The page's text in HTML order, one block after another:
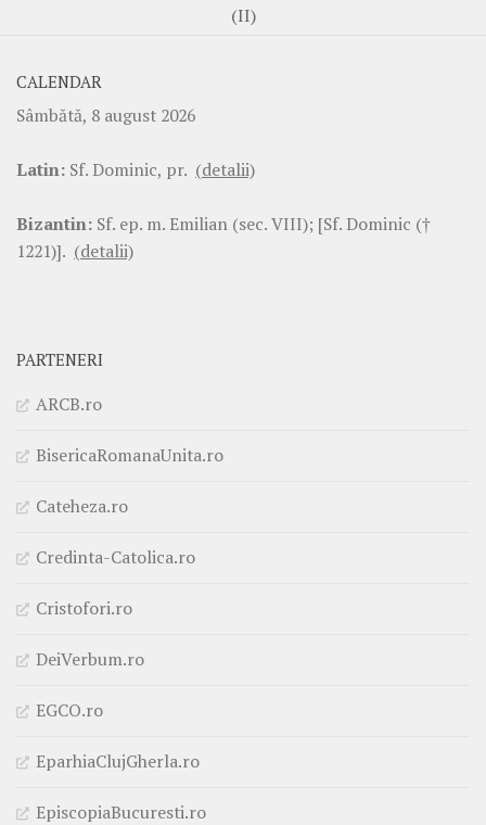
(II)
CALENDAR
Sâmbătă, 8 august 2026
Latin: Sf. Dominic, pr. (detalii)
Bizantin: Sf. ep. m. Emilian (sec. VIII); [Sf. Dominic (†
1221)]. (detalii)
PARTENERI
ARCB.ro
BisericaRomanaUnita.ro
Cateheza.ro
Credinta-Catolica.ro
Cristofori.ro
DeiVerbum.ro
EGCO.ro
EparhiaClujGherla.ro
EpiscopiaBucuresti.ro